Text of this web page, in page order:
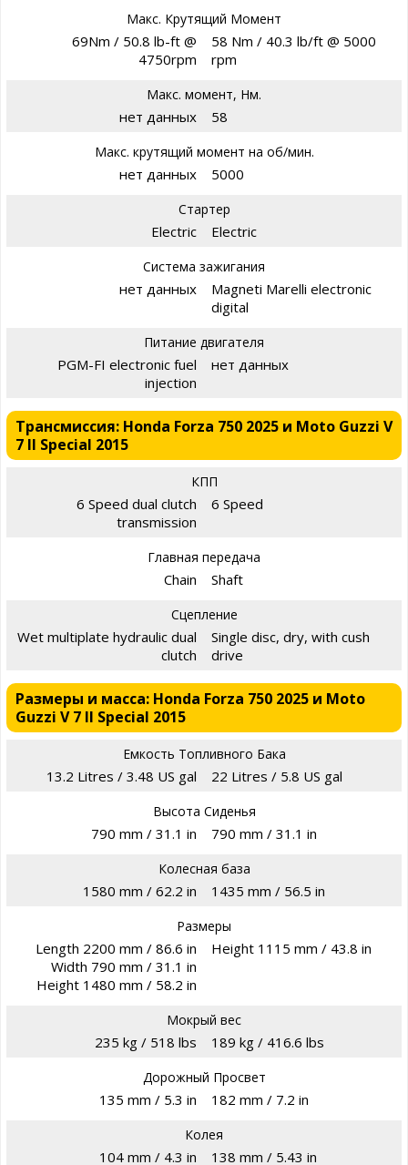
Макс. Крутящий Момент
69Nm / 50.8 lb-ft @
4750rpm
58 Nm / 40.3 lb/ft @ 5000
rpm
Макс. момент, Нм.
нет данных 58
Макс. крутящий момент на об/мин.
нет данных 5000
Стартер
Electric Electric
Система зажигания
нет данных
Magneti Marelli electronic
digital
Питание двигателя
PGM-FI electronic fuel
injection
нет данных
Трансмиссия: Honda Forza 750 2025 и Moto Guzzi V
7 II Special 2015
КПП
6 Speed dual clutch
transmission
6 Speed
Главная передача
Chain Shaft
Сцепление
Wet multiplate hydraulic dual
clutch
Single disc, dry, with cush
drive
Размеры и масса: Honda Forza 750 2025 и Moto
Guzzi V 7 II Special 2015
Емкость Топливного Бака
13.2 Litres / 3.48 US gal 22 Litres / 5.8 US gal
Высота Сиденья
790 mm / 31.1 in 790 mm / 31.1 in
Колесная база
1580 mm / 62.2 in 1435 mm / 56.5 in
Размеры
Length 2200 mm / 86.6 in
Width 790 mm / 31.1 in
Height 1480 mm / 58.2 in
Height 1115 mm / 43.8 in
Мокрый вес
235 kg / 518 lbs 189 kg / 416.6 lbs
Дорожный Просвет
135 mm / 5.3 in 182 mm / 7.2 in
Колея
104 mm / 4.3 in 138 mm / 5.43 in